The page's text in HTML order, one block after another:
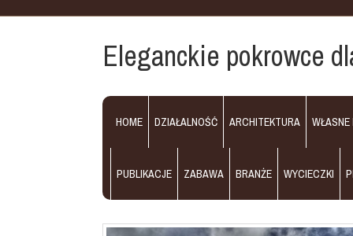
Eleganckie pokrowce
HOME DZIAŁALNOŚĆ ARCHITEKTURA WŁASNE
PUBLIKACJE ZABAWA BRANŻE WYCIECZKI